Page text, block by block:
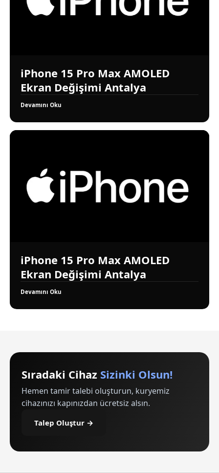
iPhone 15 Pro Max AMOLED
Ekran Değişimi Antalya
Devamını Oku
iPhone 15 Pro Max AMOLED
Ekran Değişimi Antalya
Devamını Oku
Sıradaki Cihaz Sizinki Olsun!
Hemen tamir talebi oluşturun, kuryemiz
cihazınızı kapınızdan ücretsiz alsın.
Talep Oluştur →